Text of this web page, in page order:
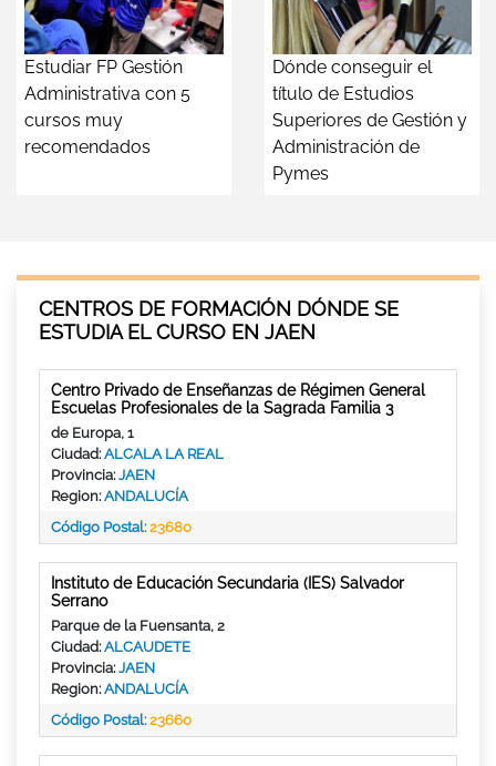
Estudiar FP Gestión
Administrativa con 5
cursos muy
recomendados
Dónde conseguir el
título de Estudios
Superiores de Gestión y
Administración de
Pymes
CENTROS DE FORMACIÓN DÓNDE SE
ESTUDIA EL CURSO EN JAEN
Centro Privado de Enseñanzas de Régimen General
Escuelas Profesionales de la Sagrada Familia 3
de Europa, 1
Ciudad:ALCALA LA REAL
Provincia:JAEN
Region:ANDALUCÍA
Código Postal:23680
Instituto de Educación Secundaria (IES) Salvador
Serrano
Parque de la Fuensanta, 2
Ciudad:ALCAUDETE
Provincia:JAEN
Region:ANDALUCÍA
Código Postal:23660